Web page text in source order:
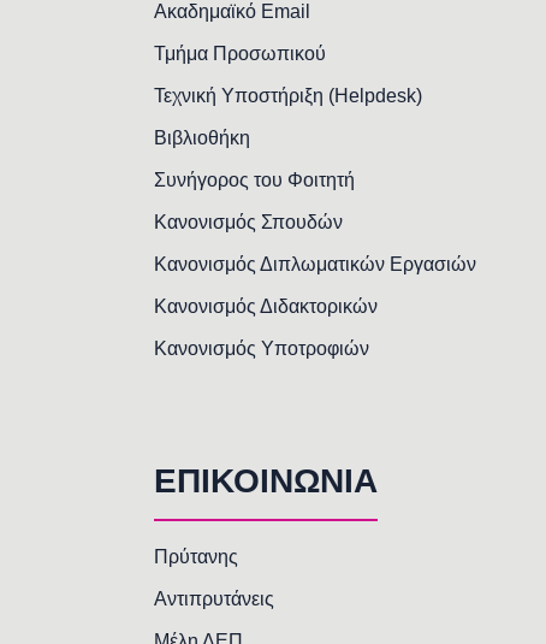
Ακαδημαϊκό Email
Τμήμα Προσωπικού
Τεχνική Υποστήριξη (Helpdesk)
Βιβλιοθήκη
Συνήγορος του Φοιτητή
Κανονισμός Σπουδών
Κανονισμός Διπλωματικών Εργασιών
Κανονισμός Διδακτορικών
Κανονισμός Υποτροφιών
ΕΠΙΚΟΙΝΩΝΙΑ
Πρύτανης
Αντιπρυτάνεις